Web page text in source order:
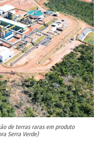
de terras raras em produto
Serra Verde)